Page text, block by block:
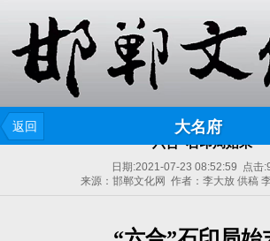
返回 大名府
“六合”石印局始末
日期:2021-07-23 08:52:59 点击:
来源：邯郸文化网 作者：李大放 供稿